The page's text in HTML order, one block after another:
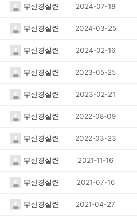
부산경실련 2024-07-18
부산경실련 2024-03-25
부산경실련 2024-02-16
부산경실련 2023-05-25
부산경실련 2023-02-21
부산경실련 2022-08-09
부산경실련 2022-03-23
부산경실련 2021-11-16
부산경실련 2021-07-16
부산경실련 2021-04-27